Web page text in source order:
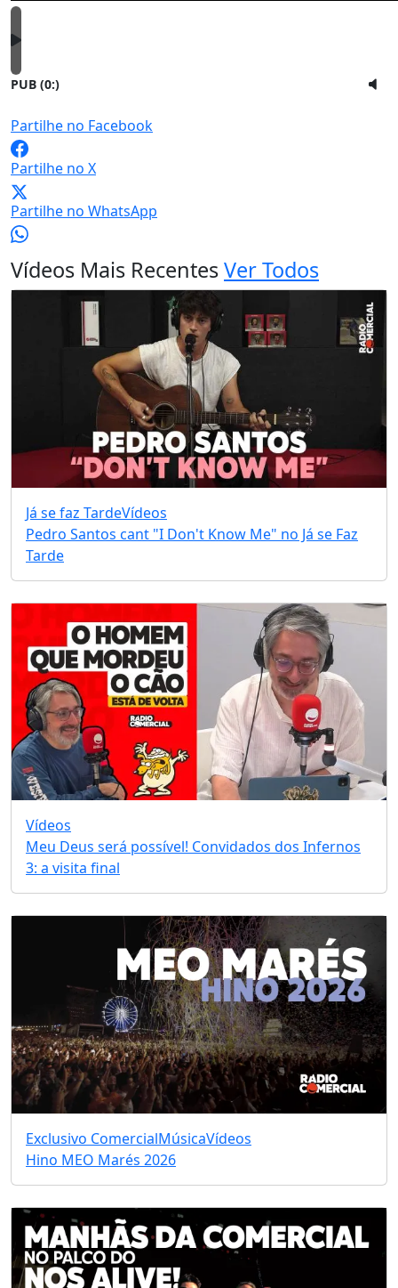
PUB (0:)
Partilhe no Facebook
Partilhe no X
Partilhe no WhatsApp
Vídeos Mais RecentesVer Todos
Já se faz TardeVídeos
Pedro Santos cant "I Don't Know Me" no Já se Faz
Tarde
Vídeos
Meu Deus será possível! Convidados dos Infernos
3: a visita final
Exclusivo ComercialMúsicaVídeos
Hino MEO Marés 2026